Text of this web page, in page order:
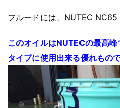
フルードには、NUTEC
このオイルはNUTECの最高
タイプに使用出来る優れもので